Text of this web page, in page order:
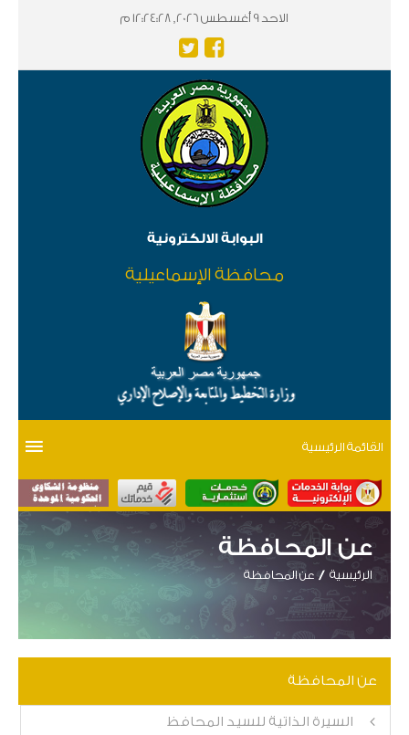
الاحد 9 أغسطس 2026, 12:24:28 م
البوابة الالكترونية
محافظة الإسماعيلية
القائمة الرئيسية
عن المحافظة
الرئيسية عن المحافظة
عن المحافظة
السيرة الذاتية للسيد المحافظ